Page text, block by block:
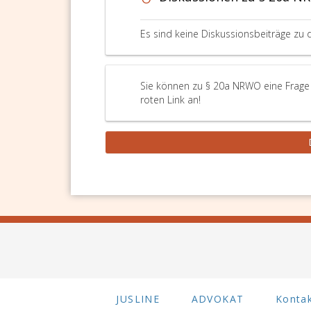
Angelegenheiten
der
weitere
akkreditierte
Personen
namhaft
dieser
an
alle
Es sind keine Diskussionsbeiträge zu
Sie können zu § 20a NRWO eine
roten Link an!
JUSLINE ADVOKAT